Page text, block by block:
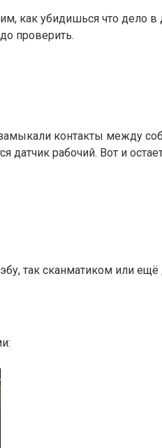
как убидишься что дело
проверить.
контакты между
датчик рабочий. Вот и
так сканматиком или